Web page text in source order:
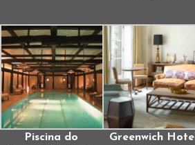
Piscina do
Greenwich Hotel